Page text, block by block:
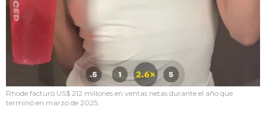
Rhode facturó US$ 212 millones en ventas netas durante el año que
terminó en marzo de 2025,